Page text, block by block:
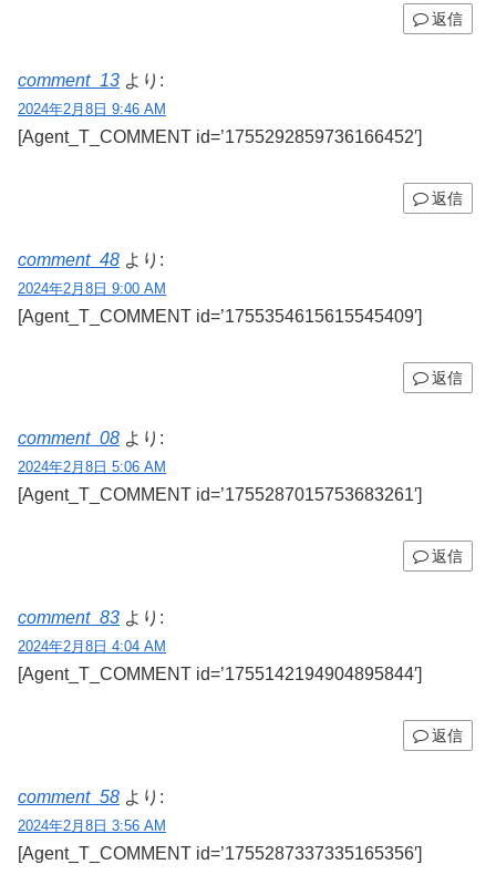
返信
comment_13 より:
2024年2月8日 9:46 AM
[Agent_T_COMMENT id=’1755292859736166452′]
返信
comment_48 より:
2024年2月8日 9:00 AM
[Agent_T_COMMENT id=’1755354615615545409′]
返信
comment_08 より:
2024年2月8日 5:06 AM
[Agent_T_COMMENT id=’1755287015753683261′]
返信
comment_83 より:
2024年2月8日 4:04 AM
[Agent_T_COMMENT id=’1755142194904895844′]
返信
comment_58 より:
2024年2月8日 3:56 AM
[Agent_T_COMMENT id=’1755287337335165356′]